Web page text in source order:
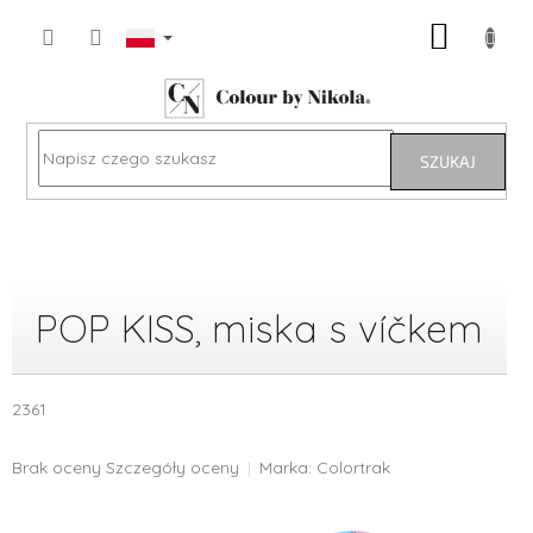
SZUKAJ
POP KISS, miska s víčkem
2361
Średnia
Brak oceny Szczegóły oceny Marka: Colortrak